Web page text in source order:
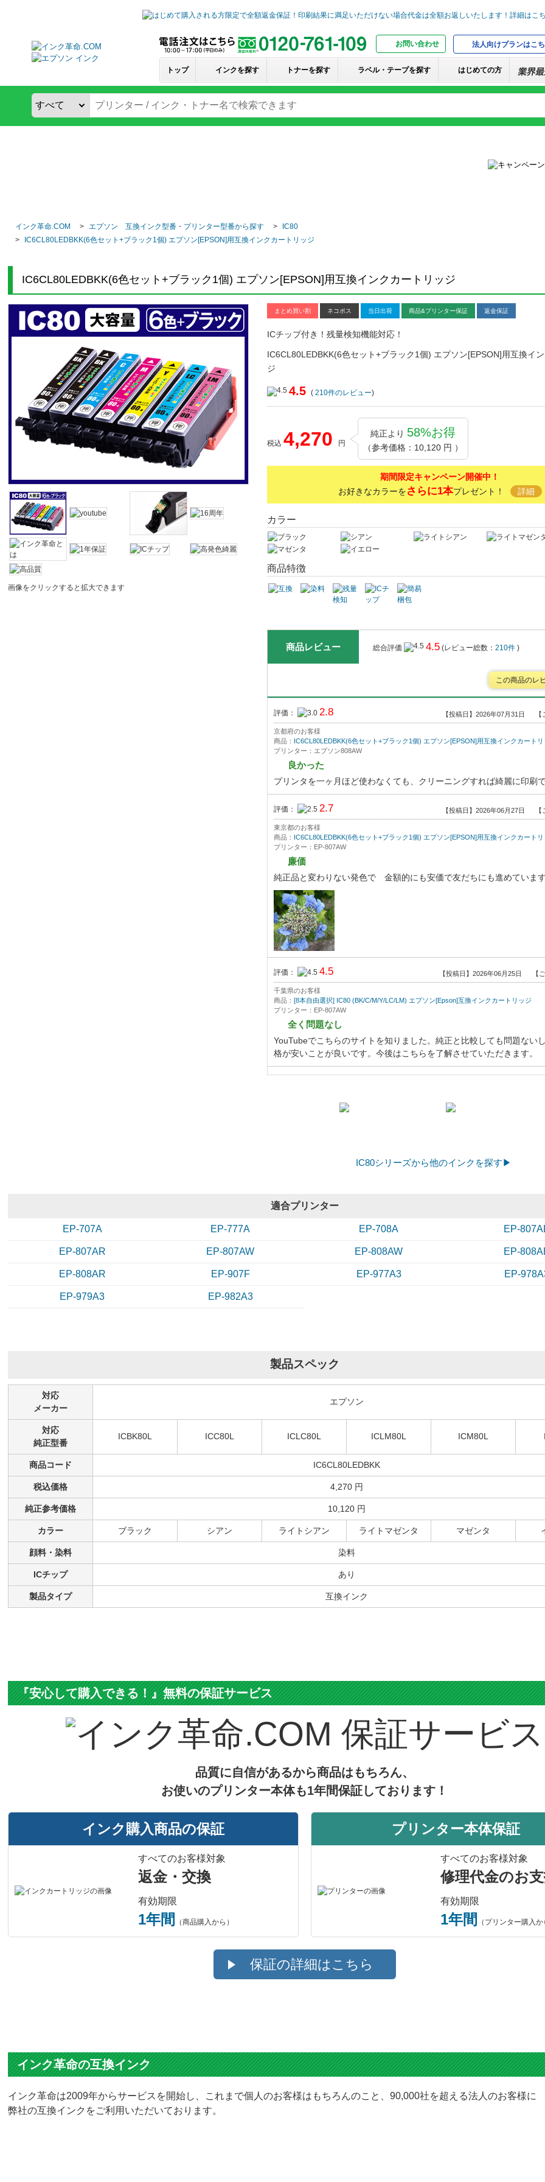
お問い合わせ 法人向けプランはこ
トップ インクを探す トナーを探す ラベル・テープを探す はじめての方
インク革命.COM エプソン 互換インク型番・プリンター型番から探す
IC80
IC6CL80LEDBKK(6色セット+ブラック1個) エプソン[EPSON]用互換インクカートリッジ
IC6CL80LEDBKK(6色セット+ブラック1個) エプソン[EPSON]用互換インクカートリッジ
画像をクリックすると拡大できます
まとめ買い割 ネコポス 当日出荷 商品&プリンター保証 返金保証
ICチップ付き！残量検知機能対応！
IC6CL80LEDBKK(6色セット+ブラック1個) エプソン[EPSON]用互換イ
ジ
4.5 ( 210件のレビュー)
税込 4,270 円
純正より 58%お得
（参考価格：10,120 円 ）
期間限定キャンペーン開催中！
お好きなカラーをさらに1本プレゼント！ 詳細
カラー
商品特徴
商品レビュー 総合評価 4.5 (レビュー総数： 210件 )
この商品のレ
評価： 2.8 【投稿日】2026年07月31日
京都府のお客様
商品： IC6CL80LEDBKK(6色セット+ブラック1個) エプソン[EPSON]用互換インクカートリ
プリンター：エプソン808AW
良かった
プリンタを一ヶ月ほど使わなくても、クリーニングすれば綺麗に印刷
評価： 2.7 【投稿日】2026年06月27日
東京都のお客様
商品： IC6CL80LEDBKK(6色セット+ブラック1個) エプソン[EPSON]用互換インクカートリ
プリンター：EP-807AW
廉価
純正品と変わりない発色で 金額的にも安価で友だちにも進めています
評価： 4.5 【
【投稿日】2026年06月25日
千葉県のお客様
商品： [8本自由選択] IC80 (BK/C/M/Y/LC/LM) エプソン[Epson]互換インクカートリッジ
プリンター：EP-807AW
全く問題なし
YouTubeでこちらのサイトを知りました。純正と比較しても問題ない
格が安いことが良いです。今後はこちらを了解させていただきます。
ICBK80L(ブラック) エプソン[EPSON]用互換インクカートリッジ
たが使ってみてその心配はふっとびました。純正のものと全く変わりま
評価：
ICBK80L(ブラック) エプソン[EPSON]用互換インクカートリッジ
全然問題ないですよ
すぐに送ってもらえるし、色なども普通に使う分には何の問題もありま
耐光性の改善を
互換インクだから、と割り切ればそれまでですが( ;∀;)
ズ色になっていました。
耐光性については、日々研究されていることと思いますが、改善さ ...[
3.7
富山県のお客様
商品：[洗浄液]ICBK80L(ブラック大容量) エプソン[EPSON]用クリーニングカートリッジ
プリンター：EPー７０８A
満足してます
初めて利用しましたが、簡単にでき結果も満足
評価： 3.8
評価： 5.0 【
【投稿日】2026年05月25日
島根県のお客様
商品：
[6本自由選択] IC80 (BK/C/M/Y/LC/LM) エプソン[Epson]互換インクカートリッジ
プリンター：エプソン979A3
インクを交換したらカートリッジが認識しない。
故障かと思ったがよく見たらチップが無かった。
あわててお問い合わせLineに写真を送って返信をまっていました。
冷静になってジュータンをよく見てみたらチップが落 ...[続きを読む]
山梨県のお客様
商品：IC6CL80L(6色セット) エプソン[EPSON]用互換インクカートリッジ
プリンター：epson EP-982A3
IC80シリーズから他のインクを探す▶
適合プリンター
EP-707A EP-777A EP-708A EP-
EP-807AR EP-807AW EP-808AW EP-
EP-808AR EP-907F EP-977A3 EP-
EP-979A3 EP-982A3
製品スペック
対応
メーカー
エプソン
対応
純正型番
ICBK80L ICC80L ICLC80L ICLM80L ICM80L
商品コード IC6CL80LEDBKK
税込価格 4,270 円
純正参考価格 10,120 円
カラー ブラック シアン ライトシアン ライトマゼンタ マゼンタ
顔料・染料 染料
ICチップ あり
製品タイプ 互換インク
『安心して購入できる！』無料の保証サービス
保証サービス
品質に自信があるから商品はもちろん、
お使いのプリンター本体も1年間保証しております！
インク購入商品の保証
すべてのお客様対象
返金・交換
有効期限
1年間 （商品購入から）
プリンター本体保証
すべてのお客様対象
修理代金のお
有効期限
1年間 （プリンター購入か
保証の詳細はこちら
インク革命の互換インク
インク革命は2009年からサービスを開始し、これまで個人のお客様はもちろんのこと、90,000社を超える法人のお客様に
弊社の互換インクをご利用いただいております。